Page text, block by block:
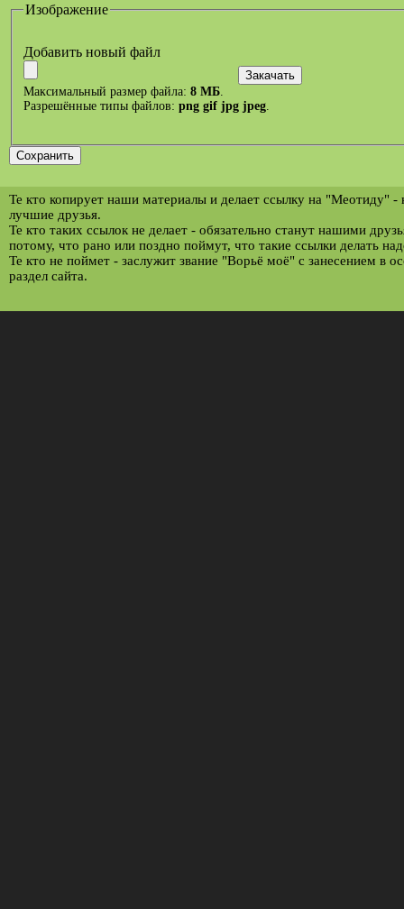
Изображение
Добавить новый файл
Максимальный размер файла: 8 МБ.
Разрешённые типы файлов: png gif jpg jpeg.
Те кто копирует наши материалы и делает ссылку на "Меотиду" -
лучшие друзья.
Те кто таких ссылок не делает - обязательно станут нашими
потому, что рано или поздно поймут, что такие ссылки делать
Те кто не поймет - заслужит звание "Ворьё моё" с занесением в
раздел сайта.